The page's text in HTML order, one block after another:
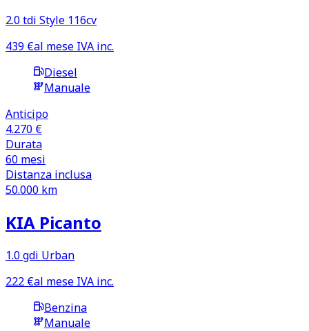
2.0 tdi Style 116cv
439 €al mese IVA inc.
Diesel
Manuale
Anticipo
4.270 €
Durata
60 mesi
Distanza inclusa
50.000 km
KIA Picanto
1.0 gdi Urban
222 €al mese IVA inc.
Benzina
Manuale